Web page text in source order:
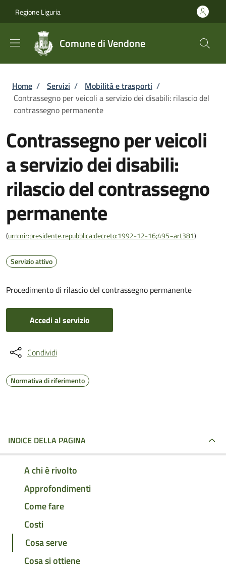
Regione Liguria
Comune di Vendone
Briciole di pane
Home / Servizi / Mobilità e trasporti /
Contrassegno per veicoli a servizio dei disabili: rilascio del
contrassegno permanente
Contrassegno per veicoli
a servizio dei disabili:
rilascio del contrassegno
permanente
(urn:nir:presidente.repubblica:decreto:1992-12-16;495~art381)
Servizio attivo
Procedimento di rilascio del contrassegno permanente
Accedi al servizio
Condividi
Normativa di riferimento
INDICE DELLA PAGINA
A chi è rivolto
Approfondimenti
Come fare
Costi
Cosa serve
Cosa si ottiene